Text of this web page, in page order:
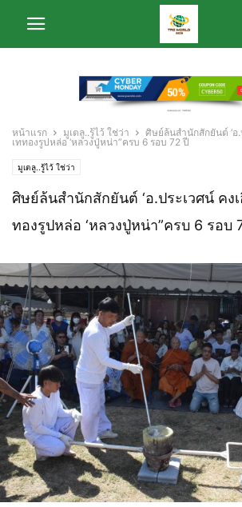
หน้าแรก มูเตลู..รู้ไว้ ใช่ว่า
ศิษย์ล้นสำนักสักยันต์ ‘อ.
เททองรูปหล่อ ‘หลวงปู่หน่า”ครบ 6 รอบ 72 ปี
มูเตลู..รู้ไว้ ใช่ว่า
ศิษย์ล้นสำนักสักยันต์ ‘อ.ประเวศน์ คงเ
ทองรูปหล่อ ‘หลวงปู่หน่า”ครบ 6 รอบ